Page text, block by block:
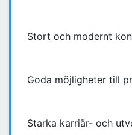
Stort och modernt
Goda möjligheter till
Starka karriär- och